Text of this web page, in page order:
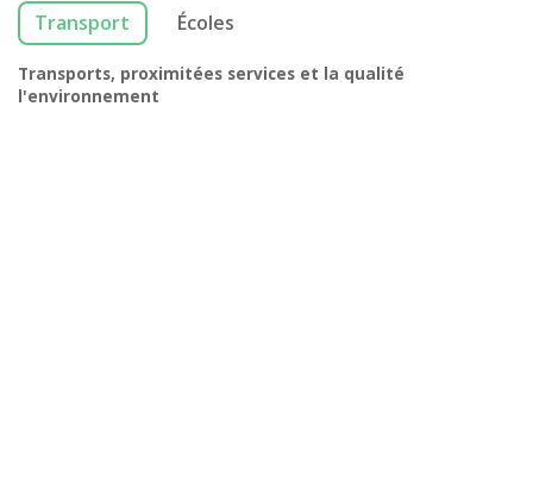
Transport Écoles
Transports, proximitées services et la qualité
l'environnement